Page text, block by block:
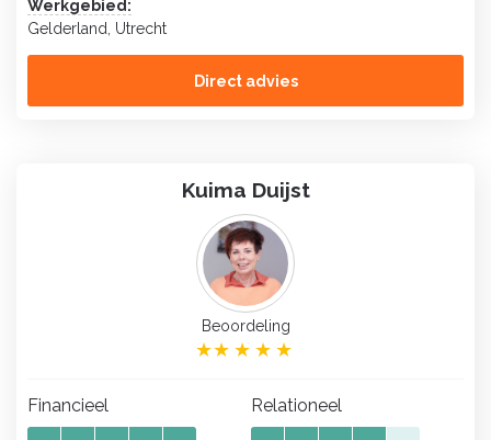
Werkgebied:
Gelderland, Utrecht
Direct advies
Kuima Duijst
Beoordeling
Financieel Relationeel